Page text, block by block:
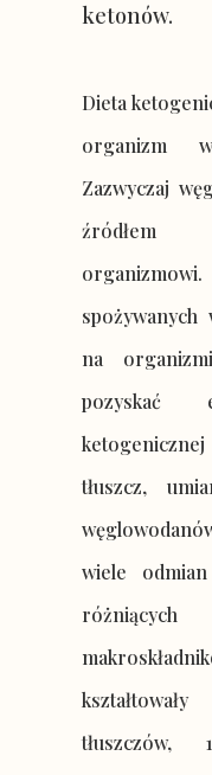
ketonów.
Dieta
organizm
Zazwyczaj
źródłem
spożywanych
na
pozyskać
tłuszcz,
wiele